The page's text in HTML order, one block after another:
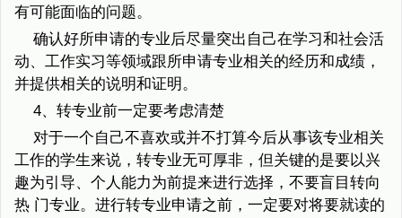
有可能面临的问题。
确认好所申请的专业后尽量突出自己在学习和社会活
动、工作实习等领域跟所申请专业相关的经历和成绩，
并提供相关的说明和证明。
4、转专业前一定要考虑清楚
对于一个自己不喜欢或并不打算今后从事该专业相关
工作的学生来说，转专业无可厚非，但关键的是要以兴
趣为引导、个人能力为前提来进行选择，不要盲目转向
热 门专业。进行转专业申请之前，一定要对将要就读的